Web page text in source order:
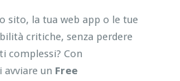
sito, la tua web app o le tue
critiche, senza perdere
complessi? Con
avviare un Free